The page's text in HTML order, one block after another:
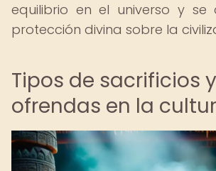
equilibrio en el universo y se
protección divina sobre la
Tipos de sacrificios y
ofrendas en la